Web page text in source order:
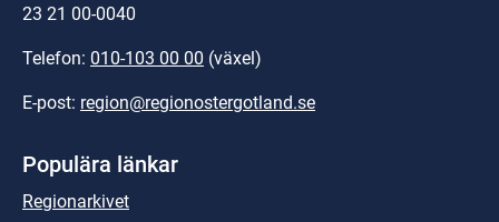
23 21 00-0040
Telefon: 010-103 00 00 (växel)
E-post: region@regionostergotland.se
Populära länkar
Regionarkivet